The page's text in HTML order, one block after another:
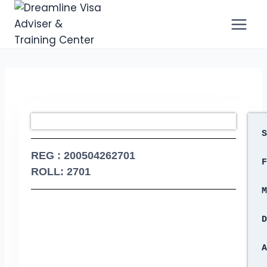
REG : 200504262701
ROLL: 2701